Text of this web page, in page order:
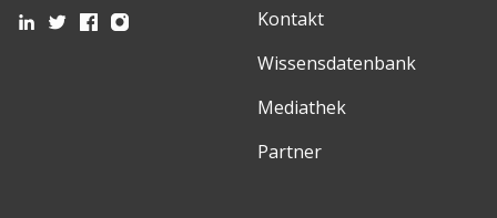
Kontakt
Wissensdatenbank
Mediathek
Partner